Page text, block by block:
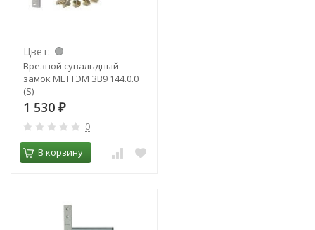
Цвет:
Врезной сувальдный
замок МЕТТЭМ ЗВ9 144.0.0
(S)
1 530 ₽
0
В корзину